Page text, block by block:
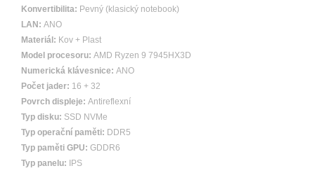
Konvertibilita: Pevný (klasický notebook)
LAN: ANO
Materiál: Kov + Plast
Model procesoru: AMD Ryzen 9 7945HX3D
Numerická klávesnice: ANO
Počet jader: 16 + 32
Povrch displeje: Antireflexní
Typ disku: SSD NVMe
Typ operační paměti: DDR5
Typ paměti GPU: GDDR6
Typ panelu:
IPS